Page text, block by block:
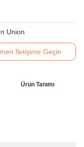
Union
İletişime Geçin
Ürün Tanımı